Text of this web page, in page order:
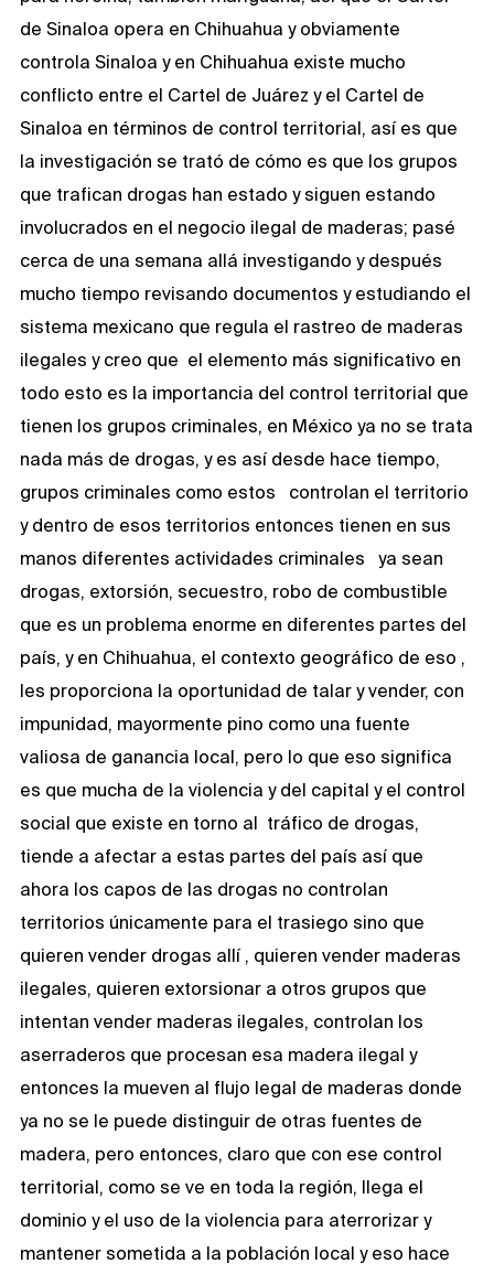
de Sinaloa opera en Chihuahua y obviamente
controla Sinaloa y en Chihuahua existe mucho
conflicto entre el Cartel de Juárez y el Cartel de
Sinaloa en términos de control territorial, así es que
la investigación se trató de cómo es que los grupos
que trafican drogas han estado y siguen estando
involucrados en el negocio ilegal de maderas; pasé
cerca de una semana allá investigando y después
mucho tiempo revisando documentos y estudiando el
sistema mexicano que regula el rastreo de maderas
ilegales y creo que el elemento más significativo en
todo esto es la importancia del control territorial que
tienen los grupos criminales, en México ya no se trata
nada más de drogas, y es así desde hace tiempo,
grupos criminales como estos controlan el territorio
y dentro de esos territorios entonces tienen en sus
manos diferentes actividades criminales ya sean
drogas, extorsión, secuestro, robo de combustible
que es un problema enorme en diferentes partes del
país, y en Chihuahua, el contexto geográfico de eso ,
les proporciona la oportunidad de talar y vender, con
impunidad, mayormente pino como una fuente
valiosa de ganancia local, pero lo que eso significa
es que mucha de la violencia y del capital y el control
social que existe en torno al tráfico de drogas,
tiende a afectar a estas partes del país así que
ahora los capos de las drogas no controlan
territorios únicamente para el trasiego sino que
quieren vender drogas allí , quieren vender maderas
ilegales, quieren extorsionar a otros grupos que
intentan vender maderas ilegales, controlan los
aserraderos que procesan esa madera ilegal y
entonces la mueven al flujo legal de maderas donde
ya no se le puede distinguir de otras fuentes de
madera, pero entonces, claro que con ese control
territorial, como se ve en toda la región, llega el
dominio y el uso de la violencia para aterrorizar y
mantener sometida a la población local y eso hace